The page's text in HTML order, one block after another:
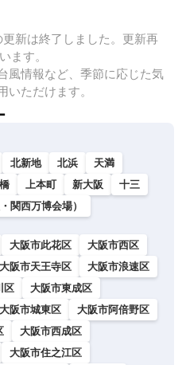
新は終了しました。更新再
ます。
風情報など、季節に応じた気
いただけます。
北新地 北浜
天満
上本町 新大阪
十三
関西万博会場）
大阪市此花区
大阪市西区
大阪市天王寺区
大阪市浪速区
区
大阪市東成区
大阪市城東区
大阪市阿倍野区
大阪市西成区
大阪市住之江区